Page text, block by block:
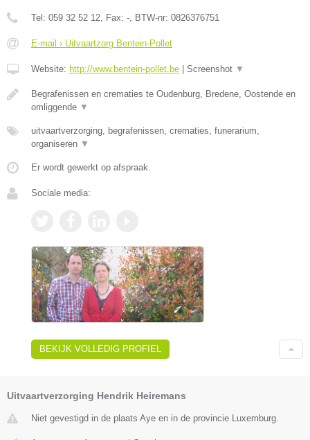
Tel: 059 32 52 12 , Fax: - , BTW-nr: 0826376751
E-mail › Uitvaartzorg Bentein-Pollet
Website: http://www.bentein-pollet.be | Screenshot ▼
Begrafenissen en crematies te Oudenburg, Bredene, Oostende en
omliggende ▼
uitvaartverzorging, begrafenissen, crematies, funerarium,
organiseren ▼
Er wordt gewerkt op afspraak.
Sociale media:
BEKIJK VOLLEDIG PROFIEL
Uitvaartverzorging Hendrik Heiremans
Niet gevestigd in de plaats Aye en in de provincie Luxemburg.